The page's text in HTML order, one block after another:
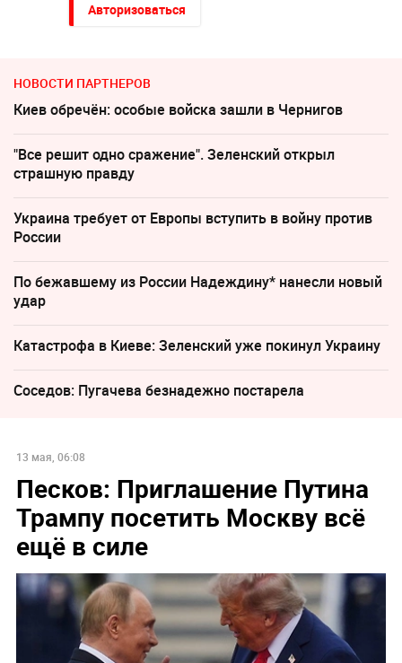
Авторизоваться
НОВОСТИ ПАРТНЕРОВ
Киев обречён: особые войска зашли в Чернигов
"Все решит одно сражение". Зеленский открыл
страшную правду
Украина требует от Европы вступить в войну против
России
По бежавшему из России Надеждину* нанесли новый
удар
Катастрофа в Киеве: Зеленский уже покинул Украину
Соседов: Пугачева безнадежно постарела
13 мая, 06:08
Песков: Приглашение Путина
Трампу посетить Москву всё
ещё в силе